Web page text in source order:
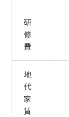
研
修
費
地
代
家
賃